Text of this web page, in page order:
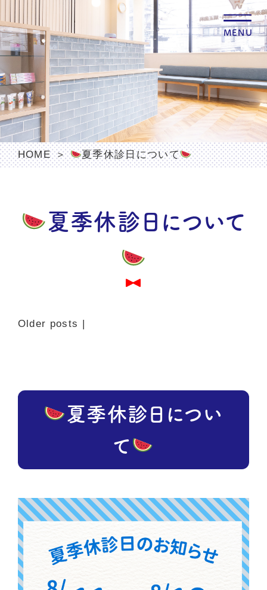
MENU
HOME 夏季休診日について
夏季休診日について
Older posts
夏季休診日につい
て